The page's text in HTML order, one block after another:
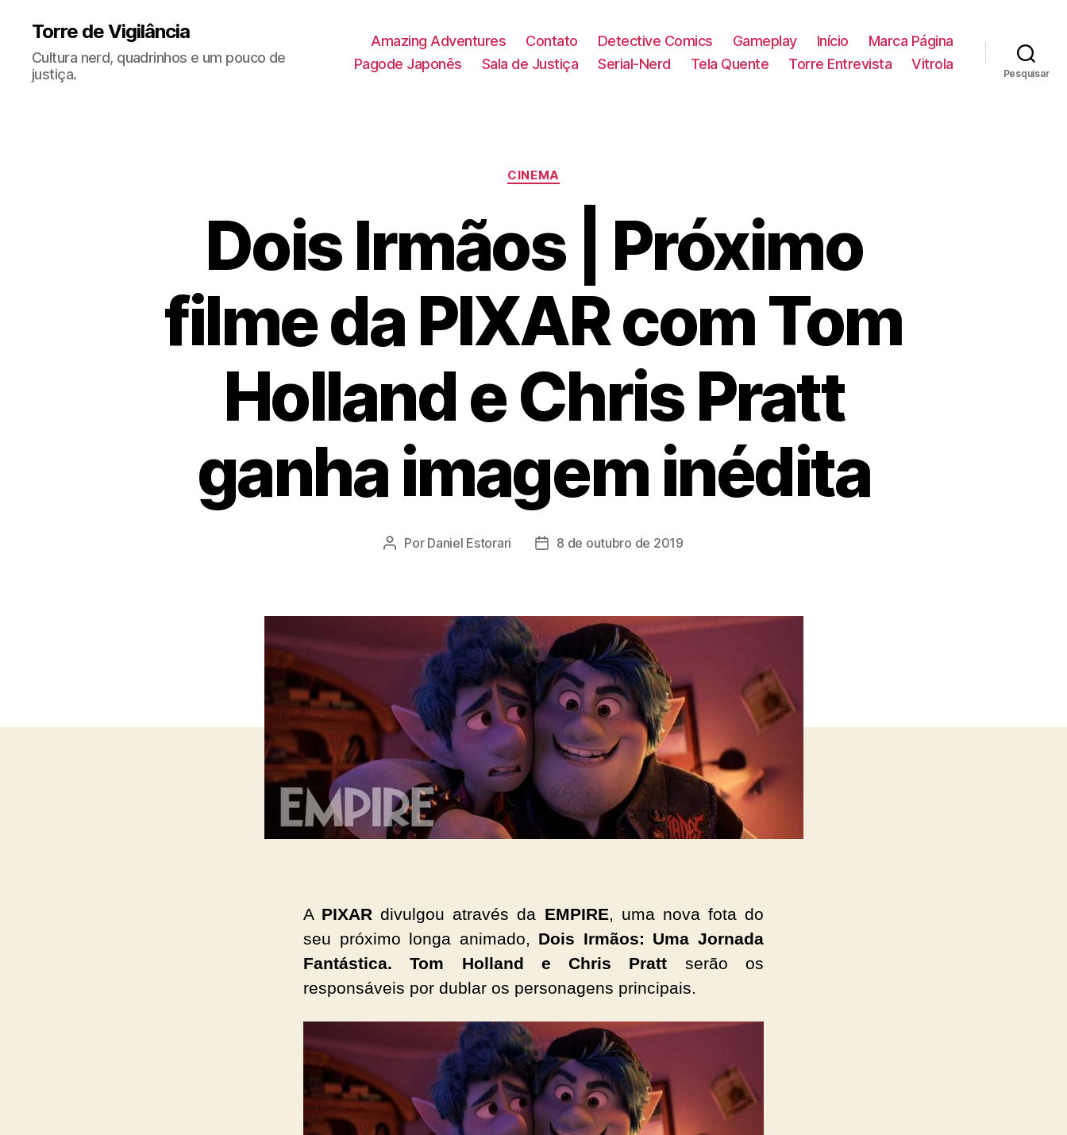
Torre de Vigilância
Cultura nerd, quadrinhos e um pouco de
justiça.
Amazing Adventures Contato Detective Comics Gameplay Início
Marca Página
Pagode Japonês
Sala de Justiça Serial-Nerd Tela Quente Torre Entrevista Vitrola
Pesquisar
Categorias
CINEMA
Dois Irmãos | Próximo
filme da PIXAR com Tom
Holland e Chris Pratt
ganha imagem inédita
Autor
Por Daniel Estorari
Data8 de outubro de 2019
A PIXAR divulgou através da EMPIRE , uma nova fota do
seu próximo longa animado,
Dois Irmãos: Uma Jornada
Fantástica. Tom Holland e Chris Pratt serão os
responsáveis por dublar os personagens principais.